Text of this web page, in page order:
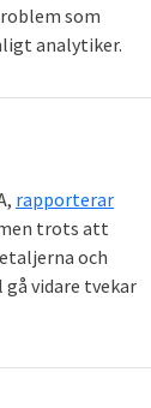
som
analytiker.
rapporterar
trots att
och
gå vidare tvekar